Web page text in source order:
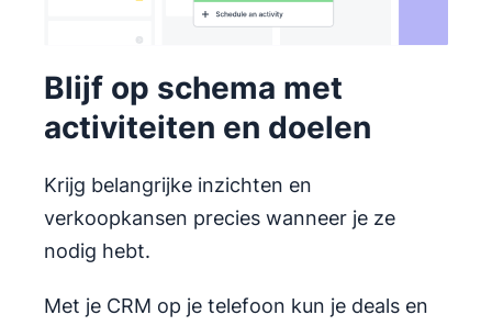
Blijf op schema met
activiteiten en doelen
Krijg belangrijke inzichten en
verkoopkansen precies wanneer je ze
nodig hebt.
Met je CRM op je telefoon kun je deals en